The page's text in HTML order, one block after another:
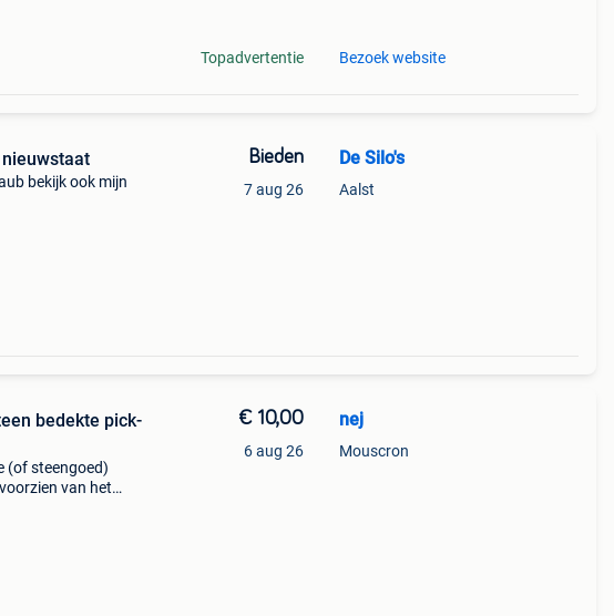
Topadvertentie Bezoek website
bekijk ook mijn
Bieden
7 aug 26
De Silo's
Aalst
bedekte pick-
(of steengoed)
van het
€ 10,00
6 aug 26
nej
Mouscron